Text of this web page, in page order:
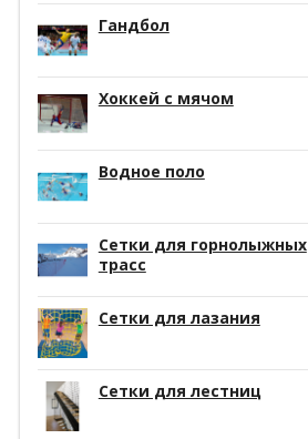
Гандбол
Хоккей с мячом
Водное поло
Сетки для горнолыжных
трасс
Сетки для лазания
Сетки для лестниц